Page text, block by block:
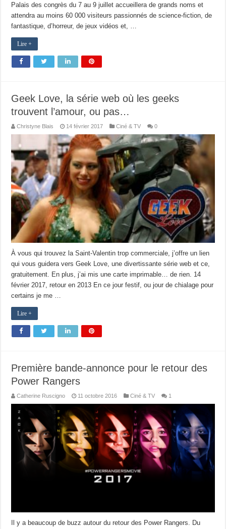
Palais des congrès du 7 au 9 juillet accueillera de grands noms et
attendra au moins 60 000 visiteurs passionnés de science-fiction, de
fantastique, d’horreur, de jeux vidéos et, …
Lire +
Geek Love, la série web où les geeks
trouvent l’amour, ou pas…
Christyne Blais 14 février 2017 Ciné & TV 0
À vous qui trouvez la Saint-Valentin trop commerciale, j’offre un lien
qui vous guidera vers Geek Love, une divertissante série web et ce,
gratuitement. En plus, j’ai mis une carte imprimable… de rien. 14
février 2017, retour en 2013 En ce jour festif, ou jour de chialage pour
certains je me …
Lire +
Première bande-annonce pour le retour des
Power Rangers
Catherine Ruscigno 11 octobre 2016 Ciné & TV 1
Il y a beaucoup de buzz autour du retour des Power Rangers. Du